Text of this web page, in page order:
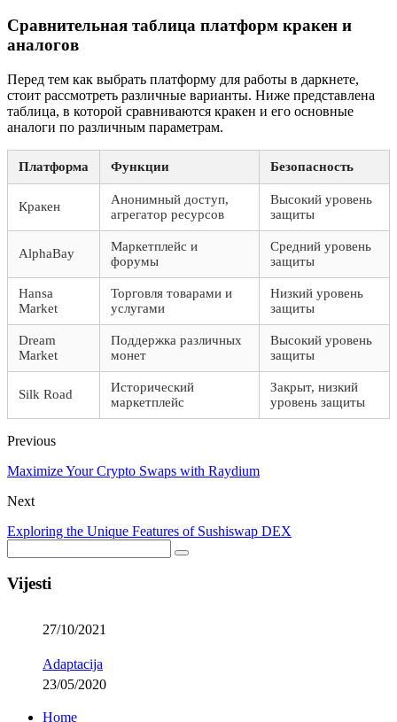
Сравнительная таблица платформ кракен и
аналогов
Перед тем как выбрать платформу для работы в даркнете,
стоит рассмотреть различные варианты. Ниже представлена
таблица, в которой сравниваются кракен и его основные
аналоги по различным параметрам.
Платформа Функции Безопасность
Кракен
Анонимный доступ,
агрегатор ресурсов
Высокий уровень
защиты
AlphaBay
Маркетплейс и
форумы
Средний уровень
защиты
Hansa
Market
Торговля товарами и
услугами
Низкий уровень
защиты
Dream
Market
Поддержка различных
монет
Высокий уровень
защиты
Silk Road
Исторический
маркетплейс
Закрыт, низкий
уровень защиты
Previous
Maximize Your Crypto Swaps with Raydium
Next
Exploring the Unique Features of Sushiswap DEX
Vijesti
27/10/2021
Adaptacija
23/05/2020
Home